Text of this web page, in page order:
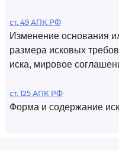
ст. 49 АПК РФ
Изменение основания
размера исковых
иска, мировое
ст. 125 АПК РФ
Форма и содержание